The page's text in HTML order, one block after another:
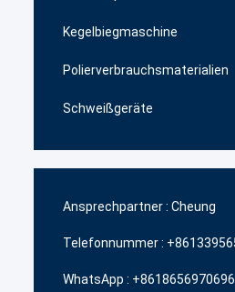
Kegelbiegmaschine
Polierverbrauchsmaterialien
Schweißgeräte
Ansprechpartner : Cheung
Telefonnummer :
WhatsApp : +8618656970696